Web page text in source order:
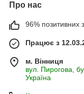
Про нас
96% позитивних з
Працює з
м. Вінниця
вул. Пирогова,
Україна